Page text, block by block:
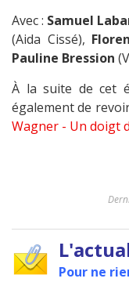
Avec : Samuel
(Aida Cissé),
Pauline Bression
À la suite de cet
également de
Wagner - Un doigt
Pour ne